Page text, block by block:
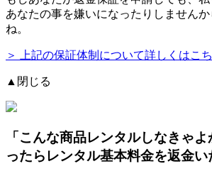
あなたの事を嫌いになったりしません
ね。
＞ 上記の保証体制について詳しくはこ
▲閉じる
「こんな商品レンタルしなきゃ
ったらレンタル基本料金を返金い